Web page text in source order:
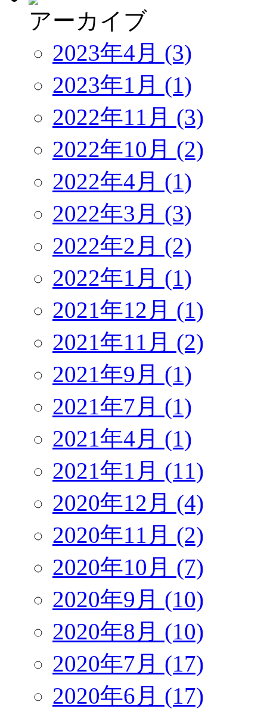
アーカイブ
2023年4月 (3)
2023年1月 (1)
2022年11月 (3)
2022年10月 (2)
2022年4月 (1)
2022年3月 (3)
2022年2月 (2)
2022年1月 (1)
2021年12月 (1)
2021年11月 (2)
2021年9月 (1)
2021年7月 (1)
2021年4月 (1)
2021年1月 (11)
2020年12月 (4)
2020年11月 (2)
2020年10月 (7)
2020年9月 (10)
2020年8月 (10)
2020年7月 (17)
2020年6月 (17)